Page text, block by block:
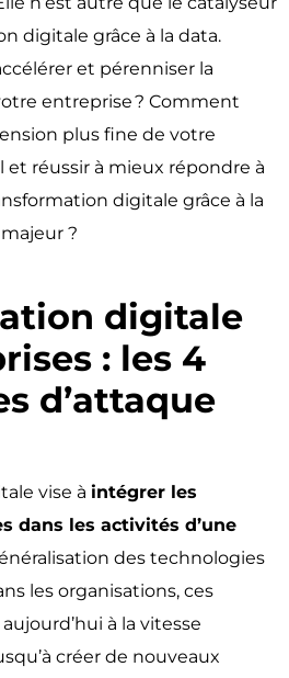
digitale grâce à la data.
et pérenniser la
entreprise ? Comment
plus fine de votre
réussir à mieux répondre à
digitale grâce à la
?
digitale
: les 4
d’attaque
vise à intégrer les
dans les activités d’une
des technologies
les organisations, ces
à la vitesse
créer de nouveaux